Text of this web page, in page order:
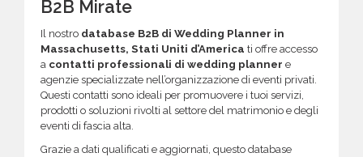
B2B Mirate
Il nostro database B2B di Wedding Planner in
Massachusetts, Stati Uniti d’America ti offre accesso
a contatti professionali di wedding planner e
agenzie specializzate nell’organizzazione di eventi privati.
Questi contatti sono ideali per promuovere i tuoi servizi,
prodotti o soluzioni rivolti al settore del matrimonio e degli
eventi di fascia alta.
Grazie a dati qualificati e aggiornati, questo database